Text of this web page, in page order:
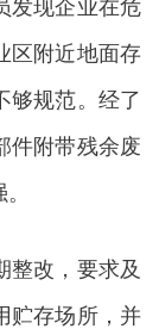
现企业在危
区附近地面存
够规范。经了
件附带残余废
改，要求及
贮存场所，并